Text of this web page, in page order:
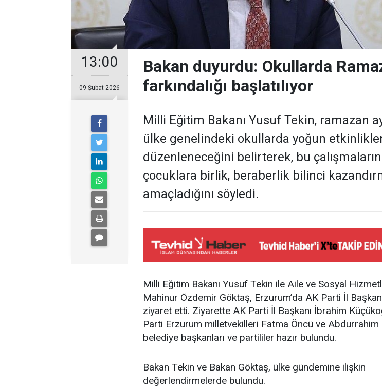
13:00
09 Şubat 2026
Bakan duyurdu: Okullarda
farkındalığı başlatılıyor
Milli Eğitim Bakanı Yusuf Tekin, ramazan
ülke genelindeki okullarda yoğun
düzenleneceğini belirterek, bu çalışmaların
çocuklara birlik, beraberlik bilinci
amaçladığını söyledi.
Milli Eğitim Bakanı Yusuf Tekin ile Aile ve Sosyal
Mahinur Özdemir Göktaş, Erzurum’da AK Parti İl
ziyaret etti. Ziyarette AK Parti İl Başkanı İbrahim
Parti Erzurum milletvekilleri Fatma Öncü ve Abdurrahim
belediye başkanları ve partililer hazır bulundu.
Bakan Tekin ve Bakan Göktaş, ülke gündemine ilişkin
değerlendirmelerde bulundu.